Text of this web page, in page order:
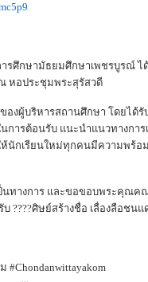
รศึกษามัธยมศึกษาเพชรบูรณ์ ไ
หอประชุมพระสุรัสวดี
องผู้บริหารสถานศึกษา โดยได้
ารต้อนรับ แนะนำแนวทางการ
ห้นักเรียนใหม่ทุกคนมีความพร้
นทางการ และขอขอบพระคุณค
????ศิษย์สร้างชื่อ เลื่องลือชนแ